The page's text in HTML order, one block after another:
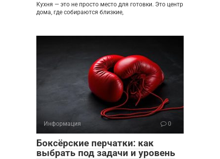
Кухня — это не просто место для готовки. Это центр
дома, где собираются близкие,
Информация 0
Боксёрские перчатки: как
выбрать под задачи и уровень